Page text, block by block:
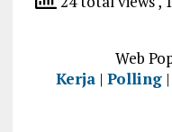
Web
Kerja |Polling